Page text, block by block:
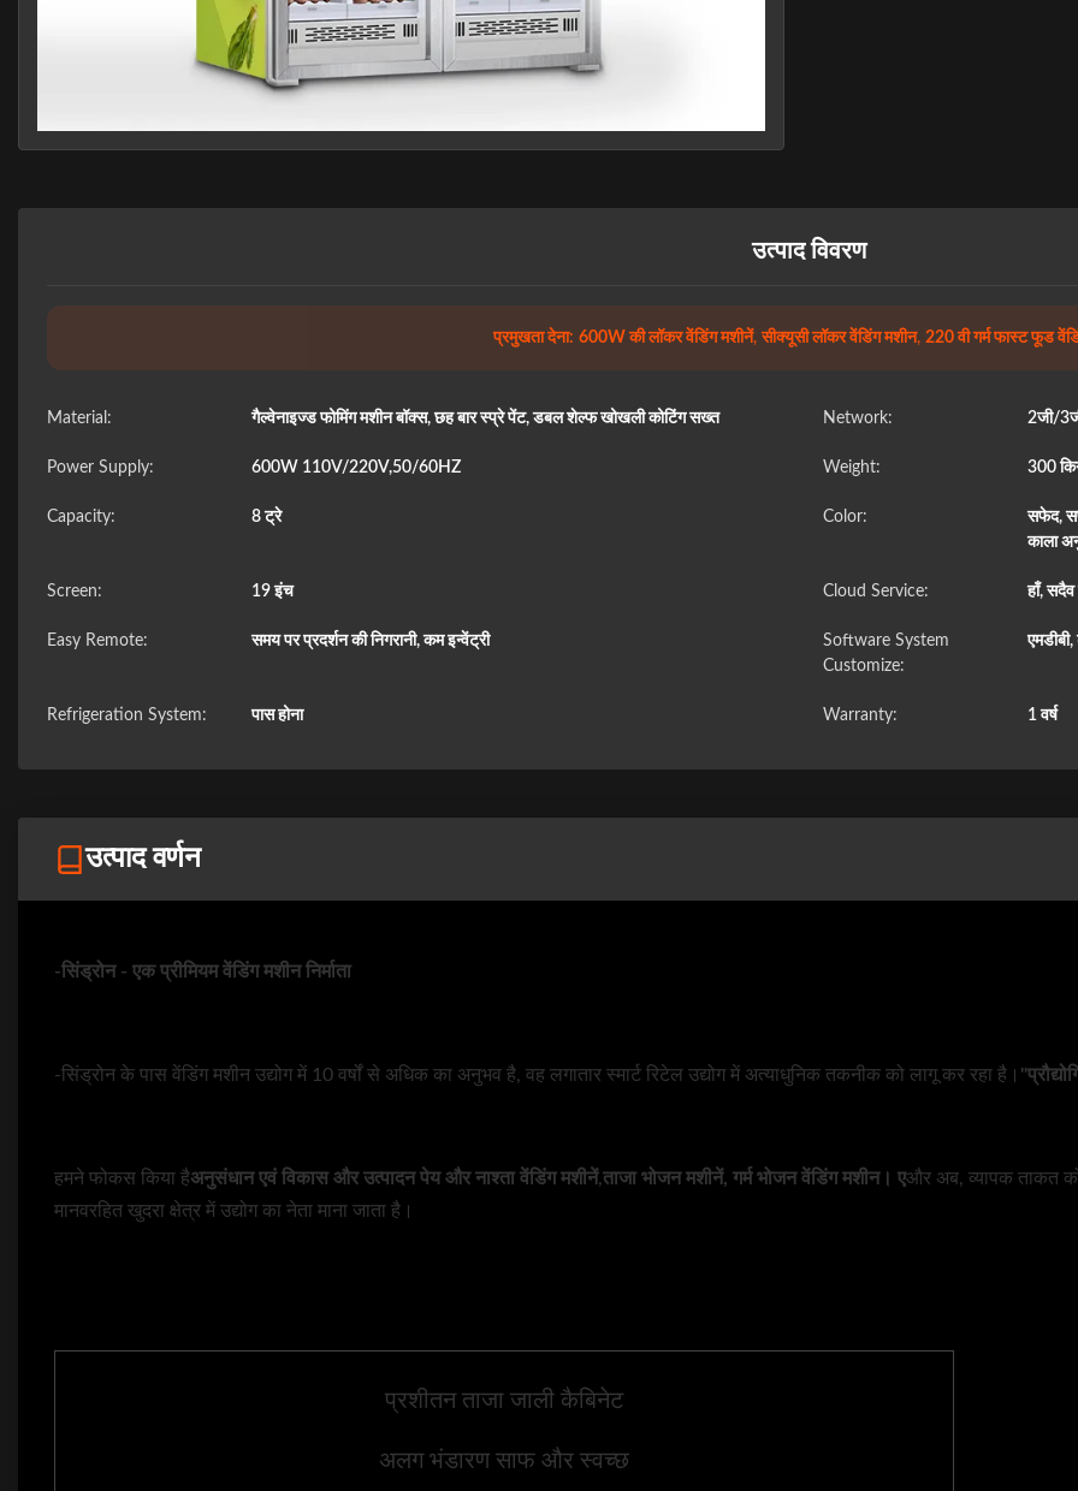
उत्पाद विवरण
प्रमुखता देना: 600W की लॉकर वेंडिंग मशीनें,सीक्यूसी लॉकर वेंडिंग मशीन, 220 वी गर्म फास्ट फूड
Material: गैल्वेनाइज्ड फोमिंग मशीन बॉक्स, छह बार स्प्रे पेंट, डबल शेल्फ खोखली कोटिंग सख्त Network: 2जी/
Power Supply: 600W 110V/220V,50/60HZ Weight: 300
Capacity: 8 ट्रे Color:
सफेद,
काला
Screen: 19 इंच Cloud Service: हाँ,
Easy Remote: समय पर प्रदर्शन की निगरानी, ​​कम इन्वेंट्री
Software System
Customize:
Refrigeration System: पास होना Warranty: 1 वर्ष
उत्पाद वर्णन
-सिंड्रोन - एक प्रीमियम वेंडिंग मशीन निर्माता
-सिंड्रोन के पास वेंडिंग मशीन उद्योग में 10 वर्षों से अधिक का अनुभव है, वह लगातार स्मार्ट रिटेल उद्योग में अत्याधुनिक तकनीक को लागू कर रहा है।
हमने फोकस किया हैअनुसंधान एवं विकास और उत्पादन पेय और नाश्ता वेंडिंग मशीनें,ताजा भोजन मशीनें, गर्म भोजन वेंडिंग मशीन। एऔर अब, व्यापक ताकत को
मानवरहित खुदरा क्षेत्र में उद्योग का नेता माना जाता है।
प्रशीतन ताजा जाली कैबिनेट
अलग भंडारण साफ और स्वच्छ